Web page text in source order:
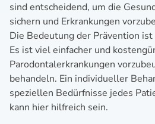
sind entscheidend, um die
sichern und Erkrankungen
Die Bedeutung der Prävention
Es ist viel einfacher und
Parodontalerkrankungen
behandeln. Ein individueller
speziellen Bedürfnisse jedes
kann hier hilfreich sein.